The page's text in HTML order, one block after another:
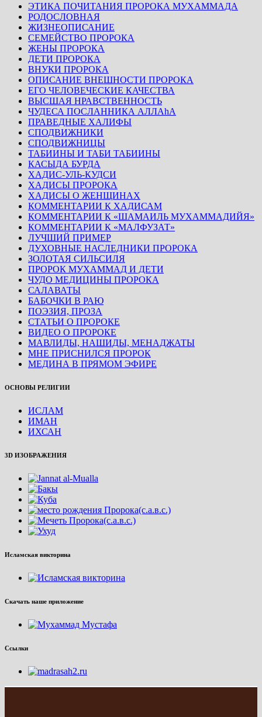
ЭТИКА ПОЧИТАНИЯ ПРОРОКА МУХАММАДА
РОДОСЛОВНАЯ
ЖИЗНЕОПИСАНИЕ
СЕМЕЙСТВО ПРОРОКА
ЖЕНЫ ПРОРОКА
ДЕТИ ПРОРОКА
ВНУКИ ПРОРОКА
ОПИСАНИЕ ВНЕШНОСТИ ПРОРОКА
ЕГО ЧЕЛОВЕЧЕСКИЕ КАЧЕСТВА
ВЫСШАЯ НРАВСТВЕННОСТЬ
ЧУДЕСА ПОСЛАННИКА АЛЛАhА
ПРАВЕДНЫЕ ХАЛИФЫ
СПОДВИЖНИКИ
СПОДВИЖНИЦЫ
ТАБИИНЫ И ТАБИ ТАБИИНЫ
КАСЫДА БУРДА
ХАДИС-УЛЬ-КУДСИ
ХАДИСЫ ПРОРОКА
ХАДИСЫ О ЖЕНЩИНАХ
КОММЕНТАРИИ К ХАДИСАМ
КОММЕНТАРИИ К «ШАМАИЛЬ МУХАММАДИЙЯ»
КОММЕНТАРИИ К «МАЛФУЗАТ»
ЛУЧШИЙ ПРИМЕР
ДУХОВНЫЕ НАСЛЕДНИКИ ПРОРОКА
ЗОЛОТАЯ СИЛЬСИЛЯ
ПРОРОК МУХАММАД И ДЕТИ
ЧУДО МЕДИЦИНЫ ПРОРОКА
САЛАВАТЫ
БАБОЧКИ В РАЮ
ПОЭЗИЯ, ПРОЗА
СТАТЬИ О ПРОРОКЕ
ВИДЕО О ПРОРОКЕ
МАВЛИДЫ, НАШИДЫ, МЕНАДЖАТЫ
МНЕ ПРИСНИЛСЯ ПРОРОК
МЕДИНА В ПРЯМОМ ЭФИРЕ
ОСНОВЫ РЕЛИГИИ
ИСЛАМ
ИМАН
ИХСАН
3D ИЗОБРАЖЕНИЯ
Исламская викторина
Скачать наше приложение
Ссылки